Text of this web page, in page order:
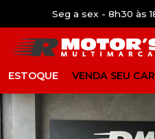
Seg a sex - 8h30 às
ESTOQUE VENDA SEU